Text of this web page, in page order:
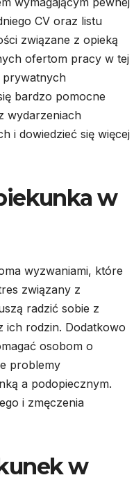
CV oraz listu
związane z opieką
ofertom pracy w tej
prywatnych
bardzo pomocne
wydarzeniach
i dowiedzieć się więcej
w
wyzwaniami, które
związany z
radzić sobie z
ich rodzin. Dodatkowo
osobom o
problemy
a podopiecznym.
i zmęczenia
w